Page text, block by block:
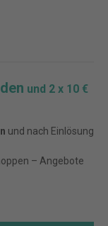
und 2 x 10 €
und nach Einlösung
– Angebote